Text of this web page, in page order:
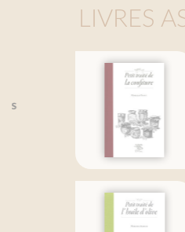
LIVRES
Petit
Mireille